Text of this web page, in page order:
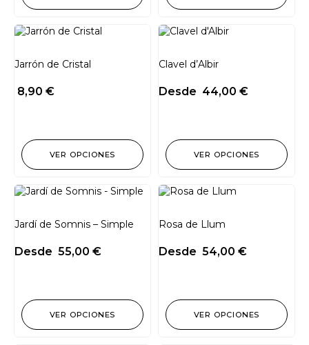
Jarrón de Cristal
8,90 €
VER OPCIONES
Clavel d’Albir
Desde 44,00 €
VER OPCIONES
Jardí de Somnis – Simple
Desde 55,00 €
VER OPCIONES
Rosa de Llum
Desde 54,00 €
VER OPCIONES